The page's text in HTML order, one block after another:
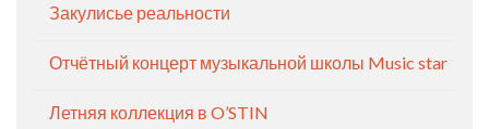
Закулисье реальности
Отчётный концерт музыкальной школы Music star
Летняя коллекция в O’STIN